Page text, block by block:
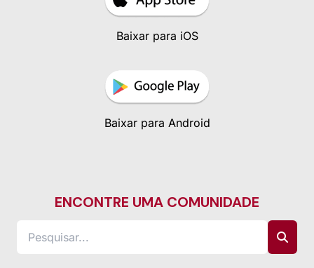
Baixar para iOS
Baixar para Android
ENCONTRE UMA COMUNIDADE